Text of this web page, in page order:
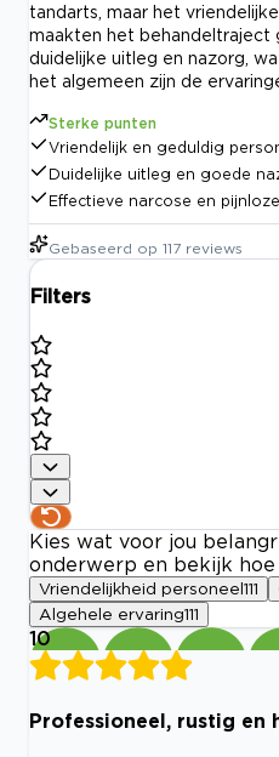
tandarts, maar het
maakten het behandeltraject
duidelijke uitleg en nazorg,
het algemeen zijn de
Sterke punten
Vriendelijk en geduldig
Duidelijke uitleg en goede
Effectieve narcose en
Gebaseerd op 117 reviews
Filters
Kies wat voor jou
onderwerp en bekijk
Vriendelijkheid personeel 111
Algehele ervaring111
10
Professioneel, rustig en